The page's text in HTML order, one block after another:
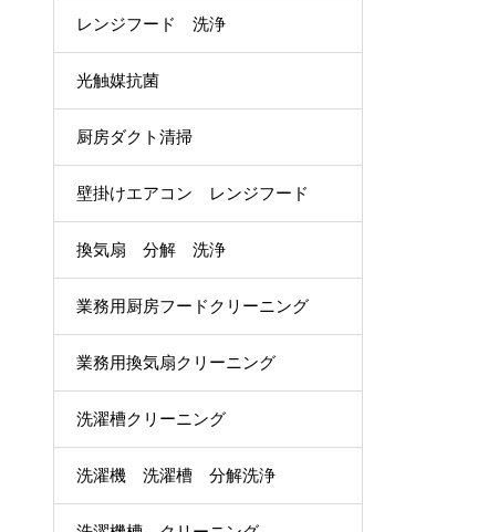
レンジフード 洗浄
光触媒抗菌
厨房ダクト清掃
壁掛けエアコン レンジフード
換気扇 分解 洗浄
業務用厨房フードクリーニング
業務用換気扇クリーニング
洗濯槽クリーニング
洗濯機 洗濯槽 分解洗浄